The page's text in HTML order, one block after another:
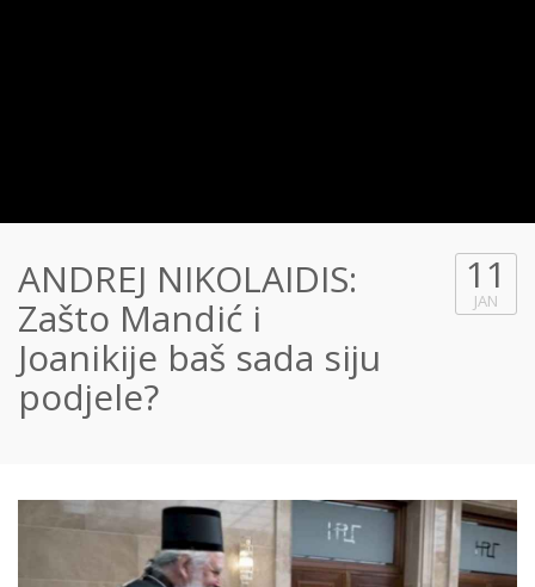
ANDREJ NIKOLAIDIS:
Zašto Mandić i
Joanikije baš sada siju
podjele?
11
JAN